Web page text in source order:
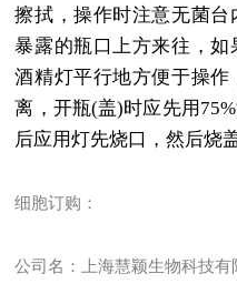
擦拭，操作时注意无菌
暴露的瓶口上方来往，
酒精灯平行地方便于操
离，开瓶(盖)时应先用 75%
后应用灯先烧口，然后烧盖
细胞订购：
公司名：上海慧颖生物科技有